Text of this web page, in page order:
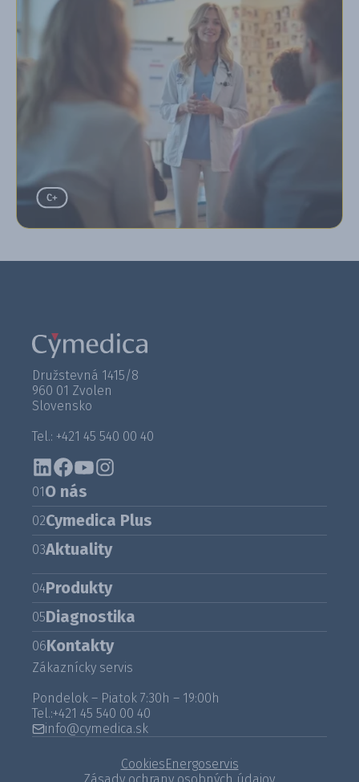
Družstevná 1415/8
960 01 Zvolen
Slovensko
Tel.: +421 45 540 00 40
01O nás
02Cymedica Plus
03Aktuality
04Produkty
05Diagnostika
06Kontakty
Zákaznícky servis
Pondelok – Piatok 7:30h – 19:00h
Tel.:+421 45 540 00 40
info@cymedica.sk
CookiesEnergoservis